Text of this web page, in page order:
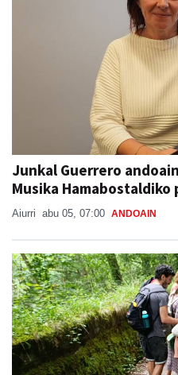
Junkal Guerrero
Musika
Aiurri abu 05, 07:00 ANDOAIN